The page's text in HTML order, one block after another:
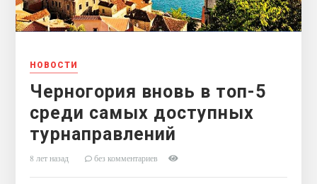
НОВОСТИ
Черногория вновь в топ-5
среди самых доступных
турнаправлений
8 лет назад без комментариев